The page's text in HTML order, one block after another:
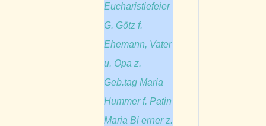
Eucharistiefeier
G. Götz f.
Ehemann, Vater
u. Opa z.
Geb.tag Maria
Hummer f. Patin
Maria Bi erner z.